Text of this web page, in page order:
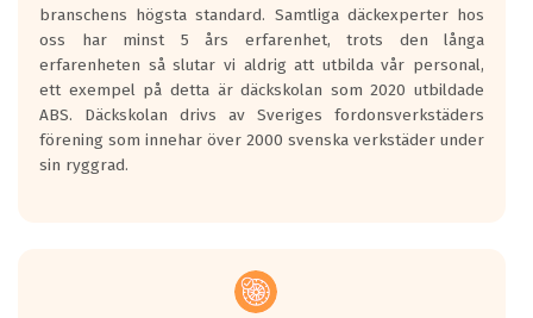
Inga D eller G betyg delas ut för
personbilar och lätta lastbilar.
Betyget sätts efter ett test där däcken
skall bromsa in på en väg där det ligger
0.5-1.5 mm vatten.
I 80km/h kommer skillnaden på
Vid körning i över 50km/h brukar
branschens högsta standard. Samtliga däckexperter hos
oss har minst 5 års erfarenhet, trots den långa
erfarenheten så slutar vi aldrig att utbilda vår personal,
ett exempel på detta är däckskolan som 2020 utbildade
ABS. Däckskolan drivs av Sveriges fordonsverkstäders
förening som innehar över 2000 svenska verkstäder under
sin ryggrad.